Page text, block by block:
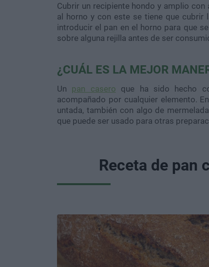
Cubrir un recipiente hondo y amplio
al horno y con este se tiene que cubrir
introducir el pan en el horno para que
sobre alguna rejilla antes de ser
¿CUÁL ES LA MEJOR
Un pan casero que ha sido hecho
acompañado por cualquier elemento.
untada, también con algo de
que puede ser usado para otras
Receta de pan